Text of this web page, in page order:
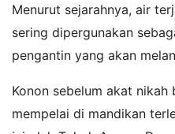
Menurut sejarahnya, air
sering dipergunakan
pengantin yang akan
Konon sebelum akat
mempelai di mandikan